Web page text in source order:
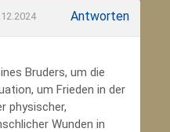
Antworten
Bruders, um die
um Frieden in der
physischer,
Wunden in